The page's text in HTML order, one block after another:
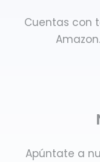
Cuentas con
Apúntate a